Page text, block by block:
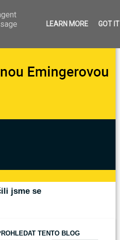
jsme se
TENTO BLOG
LEARN MORE GOT IT